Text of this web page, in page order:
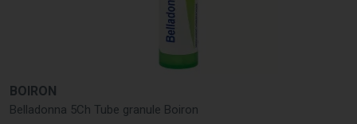
BOIRON
Belladonna 5Ch Tube granule Boiron